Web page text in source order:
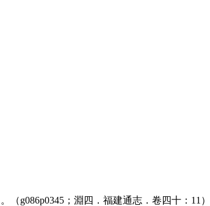
g086p0345；淵四．福建通志．卷四十：11）